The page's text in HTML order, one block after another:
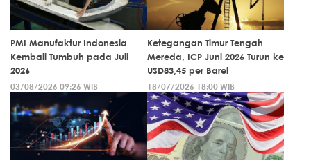
PMI Manufaktur Indonesia
Kembali Tumbuh pada Juli
2026
03/08/2026 09:26 WIB
Ketegangan Timur Tengah
Mereda, ICP Juni 2026 Turun ke
USD83,45 per Barel
18/07/2026 18:00 WIB